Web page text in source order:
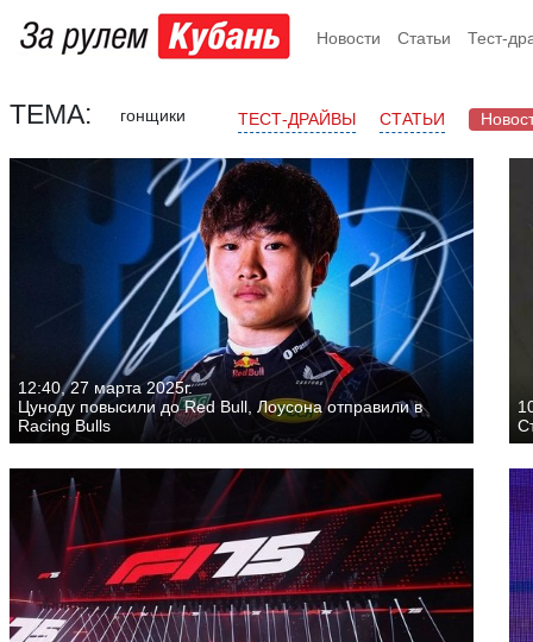
Новости Статьи Тест-
ТЕМА: гонщики ТЕСТ-ДРАЙВЫ СТАТЬИ
12:40, 27 марта 2025г.
Цуноду повысили до Red Bull, Лоусона отправили в
Racing Bulls